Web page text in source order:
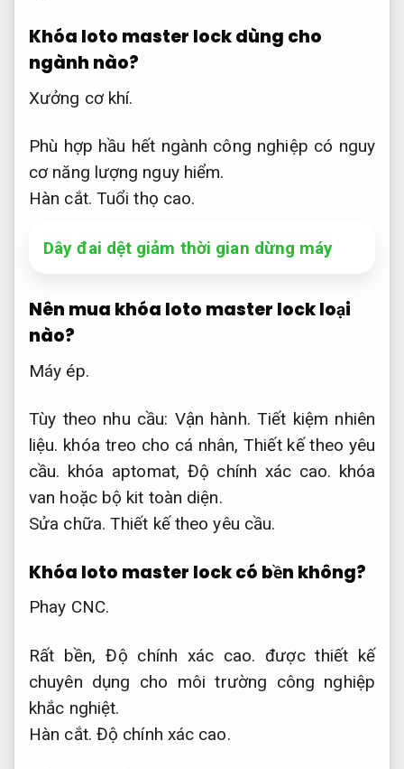
Khóa loto master lock dùng cho
ngành nào?
Xưởng cơ khí.
Phù hợp hầu hết ngành công nghiệp có nguy
cơ năng lượng nguy hiểm.
Hàn cắt. Tuổi thọ cao.
Dây đai dệt giảm thời gian dừng máy
Nên mua khóa loto master lock loại
nào?
Máy ép.
Tùy theo nhu cầu: Vận hành. Tiết kiệm nhiên
liệu. khóa treo cho cá nhân,Thiết kế theo yêu
cầu. khóa aptomat, Độ chính xác cao. khóa
van hoặc bộ kit toàn diện.
Sửa chữa. Thiết kế theo yêu cầu.
Khóa loto master lock có bền không?
Phay CNC.
Rất bền,Độ chính xác cao. được thiết kế
chuyên dụng cho môi trường công nghiệp
khắc nghiệt.
Hàn cắt. Độ chính xác cao.